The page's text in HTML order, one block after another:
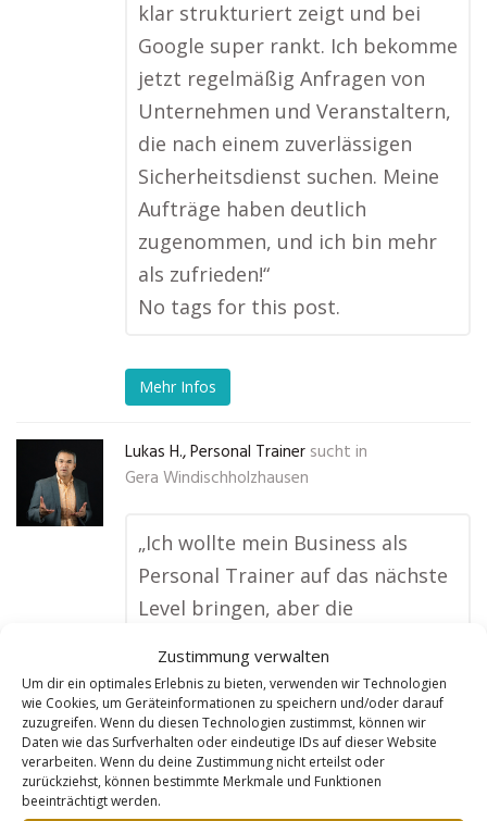
Zustimmung verwalten
Um dir ein optimales Erlebnis zu bieten, verwenden wir Technologien
wie Cookies, um Geräteinformationen zu speichern und/oder darauf
zuzugreifen. Wenn du diesen Technologien zustimmst, können wir
Daten wie das Surfverhalten oder eindeutige IDs auf dieser Website
verarbeiten. Wenn du deine Zustimmung nicht erteilst oder
zurückziehst, können bestimmte Merkmale und Funktionen
beeinträchtigt werden.
klar strukturiert zeigt und bei
Google super rankt. Ich bekomme
jetzt regelmäßig Anfragen von
Unternehmen und Veranstaltern,
die nach einem zuverlässigen
Sicherheitsdienst suchen. Meine
Aufträge haben deutlich
zugenommen, und ich bin mehr
als zufrieden!“
No tags for this post.
Mehr Infos
Lukas H., Personal Trainer sucht in
Gera Windischholzhausen
„Ich wollte mein Business als
Personal Trainer auf das nächste
Level bringen, aber die
hat mir eine Webseite erstellt,
die nicht nur meine Angebote
professionell darstellt, sondern
mich auch bei Google bundesweit
sowie für die Schweiz und